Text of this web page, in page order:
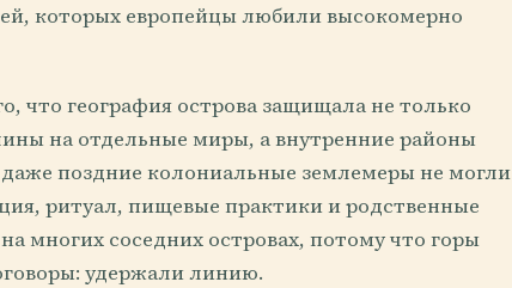
которых европейцы любили высокомерно
что география острова защищала не только
на отдельные миры, а внутренние районы
поздние колониальные землемеры не могли
ритуал, пищевые практики и родственные
многих соседних островах, потому что горы
удержали линию.